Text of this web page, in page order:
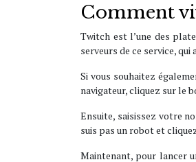
Comment
Twitch est l’une des
serveurs de ce service,
Si vous souhaitez
navigateur, cliquez sur le
Ensuite, saisissez votre
suis pas un robot et
Maintenant, pour lancer